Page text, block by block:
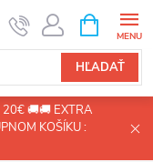
HĽADAŤ
KOŠÍK
🚚🚚 EXTRA
KOŠÍKU :